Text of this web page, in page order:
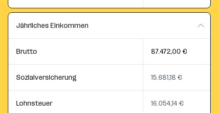
Jährliches Einkommen
Brutto 87.472,00 €
Sozialversicherung 15.681,18 €
Lohnsteuer 16.054,14 €